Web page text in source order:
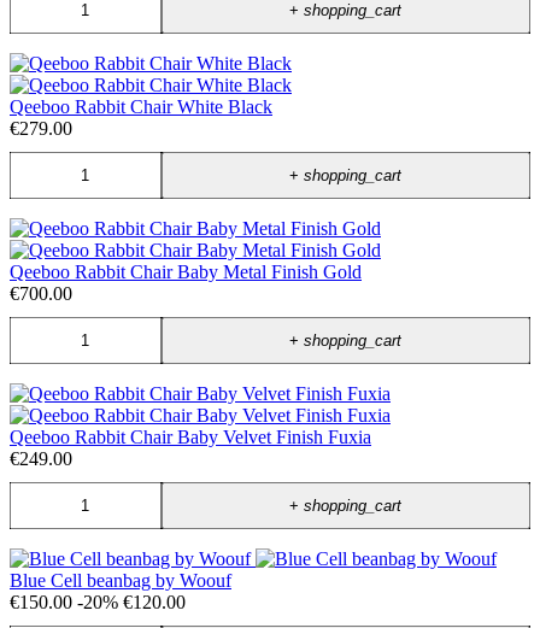
+shopping_cart
Qeeboo Rabbit Chair White Black
€279.00
+shopping_cart
Qeeboo Rabbit Chair Baby Metal Finish Gold
€700.00
+shopping_cart
Qeeboo Rabbit Chair Baby Velvet Finish Fuxia
€249.00
+shopping_cart
Blue Cell beanbag by Woouf
€150.00 -20% €120.00